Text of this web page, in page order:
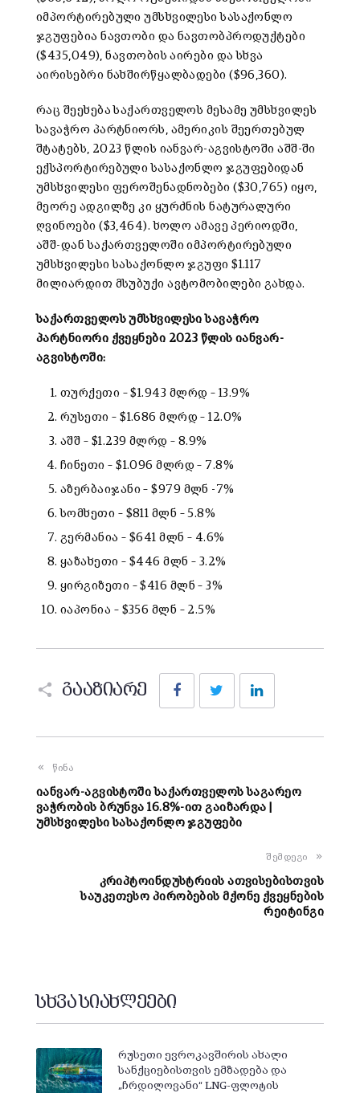
იმპორტირებული უმსხვილესი სასაქონლო
ჯგუფებია ნავთობი და ნავთობპროდუქტები
($435,049), ნავთობის აირები და სხვა
აირისებრი ნახშირწყალბადები ($96,360).
რაც შეეხება საქართველოს მესამე უმსხვილეს
სავაჭრო პარტნიორს, ამერიკის შეერთებულ
შტატებს, 2023 წლის იანვარ-აგვისტოში აშშ-ში
ექსპორტირებული სასაქონლო ჯგუფებიდან
უმსხვილესი ფეროშენადნობები ($30,765) იყო,
მეორე ადგილზე კი ყურძნის ნატურალური
ღვინოები ($3,464). ხოლო ამავე პერიოდში,
აშშ-დან საქართველოში იმპორტირებული
უმსხვილესი სასაქონლო ჯგუფი $1.117
მილიარდით მსუბუქი ავტომობილები გახდა.
საქართველოს უმსხვილესი სავაჭრო
პარტნიორი ქვეყნები 2023 წლის იანვარ-
აგვისტოში:
თურქეთი – $1.943 მლრდ – 13.9%
რუსეთი – $1.686 მლრდ – 12.0%
აშშ – $1.239 მლრდ – 8.9%
ჩინეთი – $1.096 მლრდ – 7.8%
აზერბაიჯანი – $979 მლნ -7%
სომხეთი – $811 მლნ – 5.8%
გერმანია – $641 მლნ – 4.6%
ყაზახეთი – $446 მლნ – 3.2%
ყირგიზეთი – $416 მლნ – 3%
იაპონია – $356 მლნ – 2.5%
გააზიარე
FacebookTwitter
წინა
იანვარ-აგვისტოში საქართველოს საგარეო
ვაჭრობის ბრუნვა 16.8%-ით გაიზარდა |
უმსხვილესი სასაქონლო ჯგუფები
შემდეგი
კრიპტოინდუსტრიის ათვისებისთვის
საუკეთესო პირობების მქონე ქვეყნების
რეიტინგი
სხვა სიახლეები
რუსეთი ევროკავშირის ახალი
სანქციებისთვის ემზადება და
„ჩრდილოვანი“ LNG-ფლოტის